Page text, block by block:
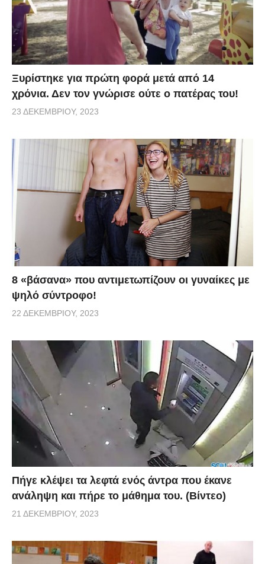
Ξυρίστηκε για πρώτη φορά μετά από 14
χρόνια. Δεν τον γνώρισε ούτε ο πατέρας του!
23 ΔΕΚΕΜΒΡΊΟΥ, 2023
8 «βάσανα» που αντιμετωπίζουν οι γυναίκες με
ψηλό σύντροφο!
22 ΔΕΚΕΜΒΡΊΟΥ, 2023
Πήγε κλέψει τα λεφτά ενός άντρα που έκανε
ανάληψη και πήρε το μάθημα του. (Βίντεο)
21 ΔΕΚΕΜΒΡΊΟΥ, 2023